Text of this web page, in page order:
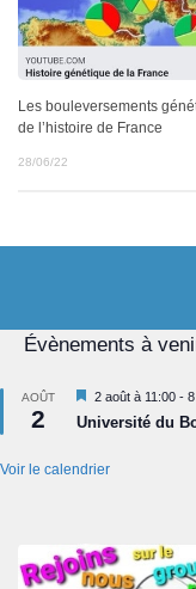
Les bouleversements
de l’histoire de France
28/06/22
Évènements à
AOÛT
2
Mis
en
avant
2 août à 11:00 -
Université du
Voir le calendrier